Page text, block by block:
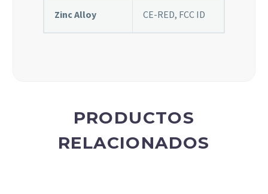
Zinc Alloy CE-RED, FCC ID
PRODUCTOS
RELACIONADOS